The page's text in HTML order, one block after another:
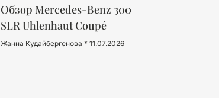
Обзор Mercedes-Benz 300
SLR Uhlenhaut Coupé
Жанна Кудайбергенова 11.07.2026